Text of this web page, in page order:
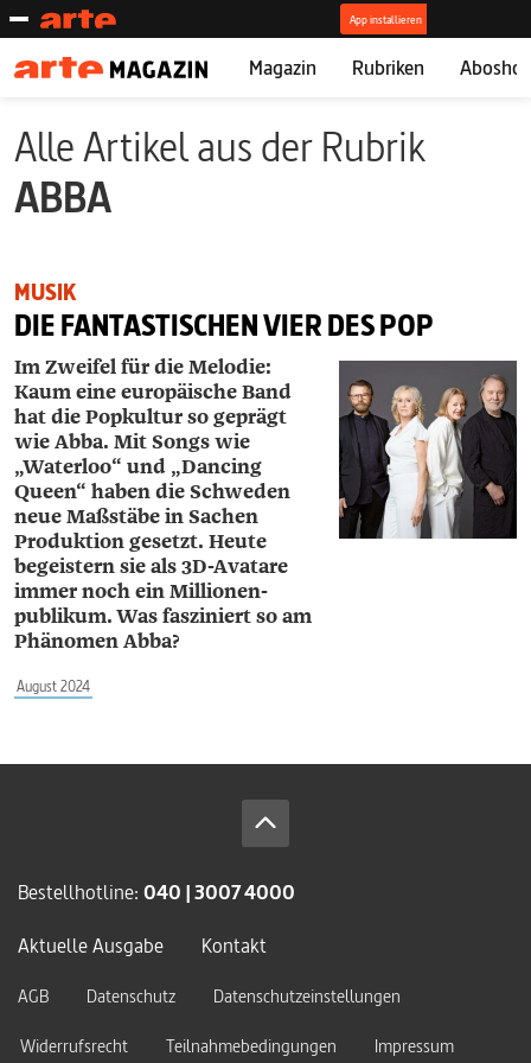
Magazin Rubriken
Alle Artikel aus der Rubrik
ABBA
MUSIK
DIE FANTASTISCHEN VIER DES POP
Im Zweifel für die Melodie:
Kaum eine europäische Band
hat die Popkultur so geprägt
wie Abba. Mit Songs wie
„Waterloo“ und „Dancing
Queen“ haben die Schweden
neue Maßstäbe in Sachen
Produktion gesetzt. Heute
begeistern sie als 3D-Avatare
immer noch ein Millionen­
publikum. Was fasziniert so am
Phänomen Abba?
August 2024
Bestellhotline: 040 | 3007 4000
Aktuelle Ausgabe
Kontakt
AGB Datenschutz
Datenschutzeinstellungen
Widerrufsrecht
Teilnahmebedingungen Impressum